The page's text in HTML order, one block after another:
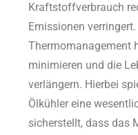
Kraftstoffverbrauch
Emissionen
Thermomanagement
minimieren und die
verlängern. Hierbei
Ölkühler eine
sicherstellt, dass das